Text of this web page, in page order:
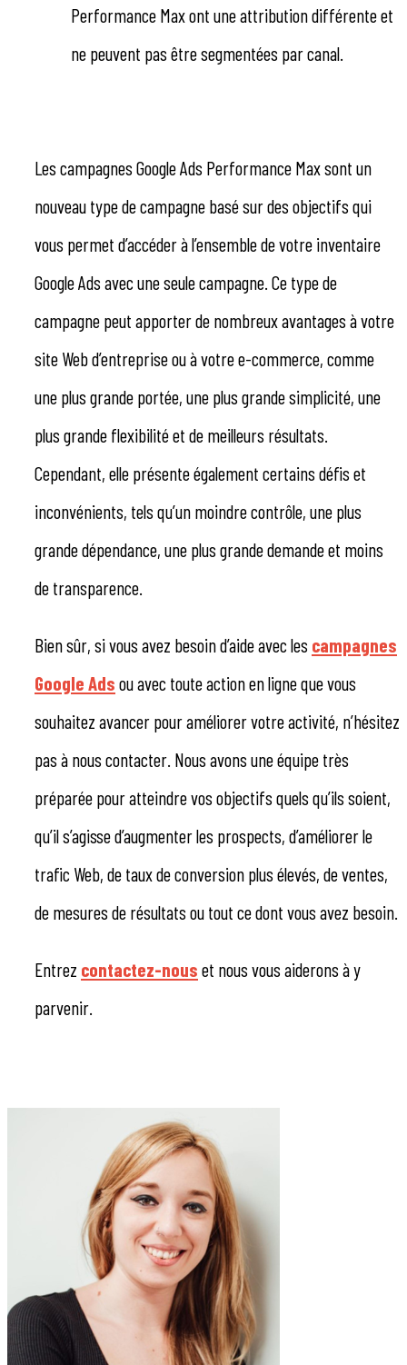
Performance Max ont une attribution différente et
ne peuvent pas être segmentées par canal.
Les campagnes Google Ads Performance Max sont un
nouveau type de campagne basé sur des objectifs qui
vous permet d’accéder à l’ensemble de votre inventaire
Google Ads avec une seule campagne. Ce type de
campagne peut apporter de nombreux avantages à votre
site Web d’entreprise ou à votre e-commerce, comme
une plus grande portée, une plus grande simplicité, une
plus grande flexibilité et de meilleurs résultats.
Cependant, elle présente également certains défis et
inconvénients, tels qu’un moindre contrôle, une plus
grande dépendance, une plus grande demande et moins
de transparence.
Bien sûr, si vous avez besoin d’aide avec les campagnes
Google Ads ou avec toute action en ligne que vous
souhaitez avancer pour améliorer votre activité, n’hésitez
pas à nous contacter. Nous avons une équipe très
préparée pour atteindre vos objectifs quels qu’ils soient,
qu’il s’agisse d’augmenter les prospects, d’améliorer le
trafic Web, de taux de conversion plus élevés, de ventes,
de mesures de résultats ou tout ce dont vous avez besoin.
Entrez contactez-nous et nous vous aiderons à y
parvenir.